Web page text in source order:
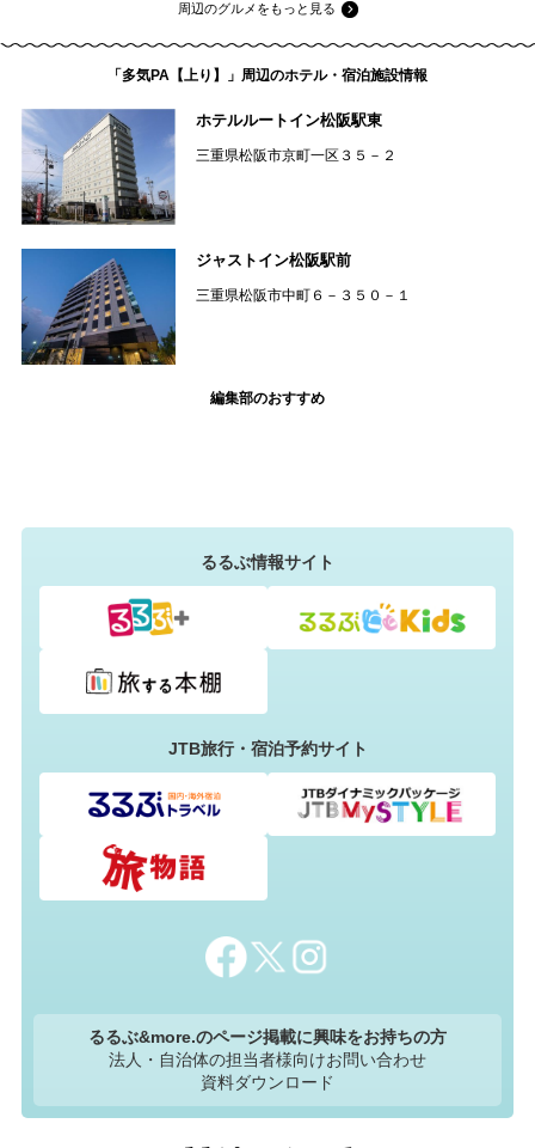
周辺のグルメをもっと見る
「多気PA【上り】」周辺のホテル・宿泊施設情報
ホテルルートイン松阪駅東
三重県松阪市京町一区３５－２
ジャストイン松阪駅前
三重県松阪市中町６－３５０－１
編集部のおすすめ
るるぶ情報サイト
JTB旅行・宿泊予約サイト
るるぶ&more.のページ掲載に興味をお持ちの方
法人・自治体の担当者様向けお問い合わせ
資料ダウンロード